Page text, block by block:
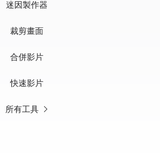
迷因製作器
裁剪畫面
合併影片
快速影片
所有工具